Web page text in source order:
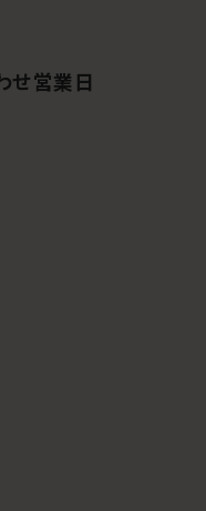
せ営業日